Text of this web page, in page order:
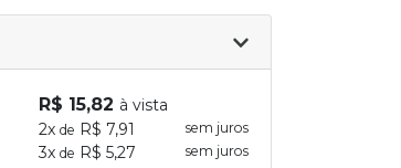
R$ 15,82 à vista
2x de R$ 7,91 sem juros
3x de R$ 5,27 sem juros